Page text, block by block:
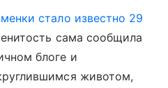
стало известно 29
сама сообщила
блоге и
животом,